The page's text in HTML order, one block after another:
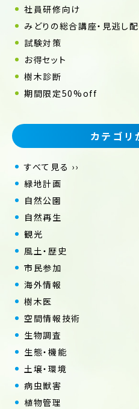
社員研修向け
みどりの総合講座・見逃し
試験対策
お得セット
樹木診断
期間限定50%off
カテゴリ
すべて見る ››
緑地計画
自然公園
自然再生
観光
風土・歴史
市民参加
海外情報
樹木医
空間情報技術
生物調査
生態・機能
土壌・環境
病虫獣害
植物管理